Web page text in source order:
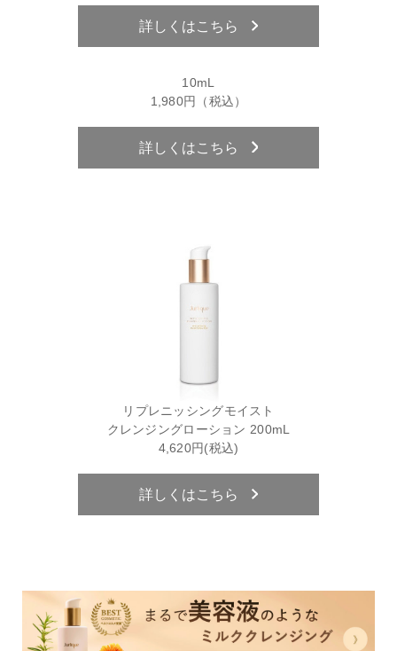
詳しくはこちら
10mL
1,980円（税込）
詳しくはこちら
リプレニッシングモイスト
クレンジングローション 200mL
4,620円(税込)
詳しくはこちら